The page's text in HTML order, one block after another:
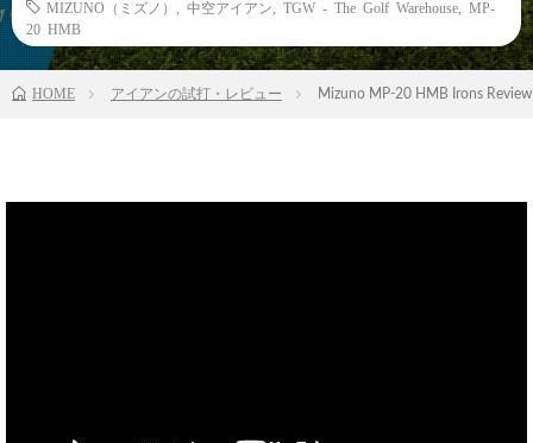
MIZUNO（ミズノ）
中空アイアン TGW - The Golf Warehouse
MP-
20 HMB
HOME アイアンの試打・レビュー Mizuno MP-20 HMB Irons